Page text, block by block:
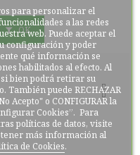
OK


para personalizar el
a las redes
web. Puede aceptar el
configuración y poder
qué información se
habilitados al efecto. Al
si bien podrá retirar su
puede RECHAZAR
Acepto" o CONFIGURAR la
Cookies”. Para
políticas de datos, visite
más información al
de Cookies.